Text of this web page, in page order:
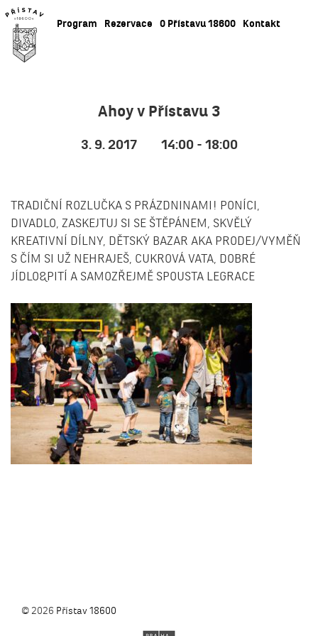
Program Rezervace O Přístavu 18600 Kontakt
Ahoy v Přístavu 3
3. 9. 2017 14:00 - 18:00
TRADIČNÍ ROZLUČKA S PRÁZDNINAMI! PONÍCI,
DIVADLO, ZASKEJTUJ SI SE ŠTĚPÁNEM, SKVĚLÝ
KREATIVNÍ DÍLNY, DĚTSKÝ BAZAR AKA PRODEJ/VYMĚŇ
S ČÍM SI UŽ NEHRAJEŠ, CUKROVÁ VATA, DOBRÉ
JÍDLO&PITÍ A SAMOZŘEJMĚ SPOUSTA LEGRACE
© 2026 Přístav 18600